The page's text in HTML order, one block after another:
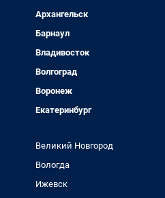
Архангельск
Барнаул
Владивосток
Волгоград
Воронеж
Екатеринбург
Великий Новгород
Вологда
Ижевск